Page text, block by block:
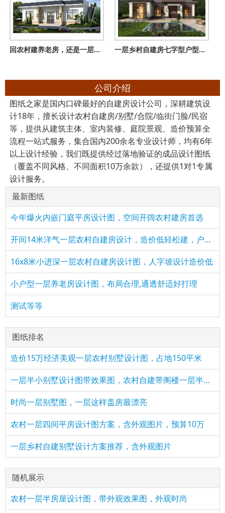
回农村建养老房，还是一层平顶户型最合适，不单单只是省钱 一层乡村自建房七字型户型设计图，造价低、施工快、户型美观
公司介绍
图纸之家是国内口碑最好的自建房设计公司，深耕建筑设
计18年，擅长设计农村自建房/别墅/合院/临街门脸/民宿
等，提供从建筑主体、室内装修、庭院景观、造价预算全
流程一站式服务，集合国内200余名专业设计师，均有6年
以上设计经验，我们既提供经过落地验证的成品设计图纸
（覆盖不同风格、不同面积10万余款），还提供1对1专属
设计服务。
最新图纸
今年爆火内嵌门庭平房设计图，空间开阔农村建房首选
开间14米洋气一层农村自建房设计，造价低轻松建，户型超实用
16x8米小进深一层农村自建房设计图，人字坡设计造价低
小户型一层养老房设计图，布局合理,通透舒适好打理
测试等等
图纸排名
造价15万经济美观一层农村别墅设计图，占地150平米
一层半小别墅设计图带效果图，农村自建带阁楼一层半方案
时尚一层别墅图，一层这样盖房最漂亮
农村一层四间平房设计图方案，含外观图片，预算10万
一层乡村自建别墅设计方案推荐，含外观图片
随机展示
农村一层半房屋设计图，带外观效果图，外观时尚